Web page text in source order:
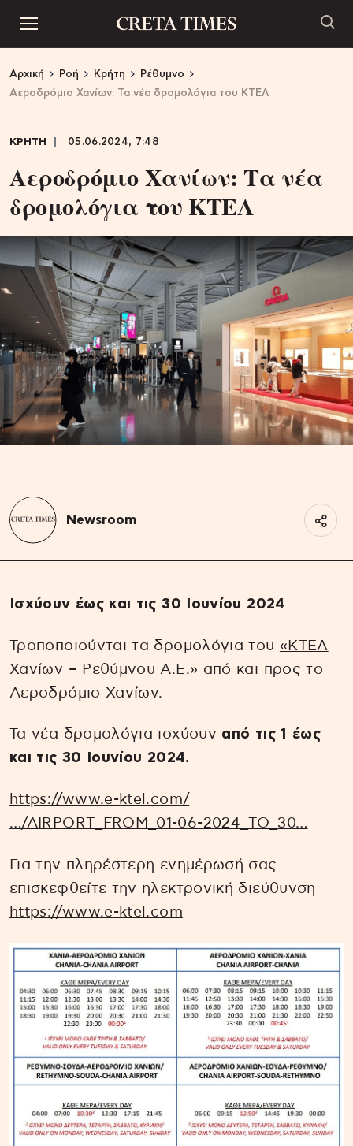
Αρχική Ροή Κρήτη
Ρέθυμνο
Αεροδρόμιο Χανίων: Τα νέα δρομολόγια του ΚΤΕΛ
ΚΡΗΤΗ 05.06.2024, 7:48
Αεροδρόμιο Χανίων: Τα νέα
δρομολόγια του ΚΤΕΛ
Newsroom
Ισχύουν έως και τις 30 Ιουνίου 2024
Τροποποιούνται τα δρομολόγια του «ΚΤΕΛ
Χανίων – Ρεθύμνου Α.Ε.» από και προς το
Αεροδρόμιο Χανίων.
Τα νέα δρομολόγια ισχύουν από τις 1 έως
και τις 30 Ιουνίου 2024.
https://www.e-ktel.com/
…/AIRPORT_FROM_01-06-2024_TO_30…
Για την πληρέστερη ενημέρωσή σας
επισκεφθείτε την ηλεκτρονική διεύθυνση
https://www.e-ktel.com